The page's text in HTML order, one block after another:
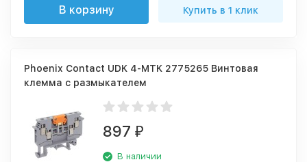
В корзину Купить в 1 клик
Phoenix Contact UDK 4-MTK 2775265 Винтовая
клемма с размыкателем
897 ₽
В наличии